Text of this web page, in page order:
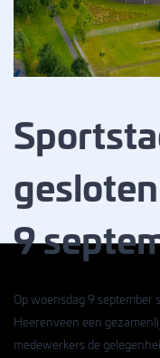
9
Op woensdag 9 september
Heerenveen een
medewerkers de